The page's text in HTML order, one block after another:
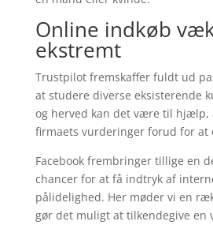
Online indkøb
ekstremt
Trustpilot fremskaffer fuldt ud
at studere diverse eksisterende
og herved kan det være til hjælp,
firmaets vurderinger forud for at
Facebook frembringer tillige en
chancer for at få indtryk af
pålidelighed. Her møder vi en
gør det muligt at tilkendegive en